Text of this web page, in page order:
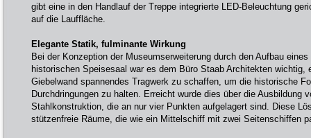
gibt eine in den Handlauf der Treppe integrierte LED-Beleuchtung
auf die Lauffläche.
Elegante Statik, fulminante Wirkung
Bei der Konzeption der Museumserweiterung durch den Aufbau
historischen Speisesaal war es dem Büro Staab Architekten wichtig,
Giebelwand spannendes Tragwerk zu schaffen, um die historische
Durchdringungen zu halten. Erreicht wurde dies über die Ausbildung
Stahlkonstruktion, die an nur vier Punkten aufgelagert sind. Diese
stützenfreie Räume, die wie ein Mittelschiff mit zwei Seitenschiffen